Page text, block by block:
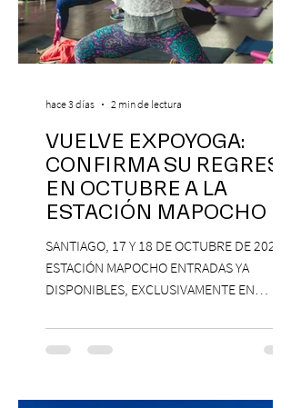
VUELVE EXPOYOGA:
CONFIRMA SU REGRESO
EN OCTUBRE A LA
ESTACIÓN MAPOCHO
SANTIAGO, 17 Y 18 DE OCTUBRE DE 2026,
ESTACIÓN MAPOCHO ENTRADAS YA
DISPONIBLES, EXCLUSIVAMENTE EN
con una edición renovada que reunirá
yoga, bienestar y vida consciente, con la
Antonella Orsini, Yoga Woman y más
hace 3 días 2 min de lectura